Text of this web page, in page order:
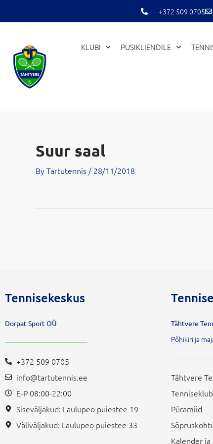
to
+372 509 0705
KLUBI PÜSIKLIENDILE
Suur saal
By Tartutennis / 28/11/2018
Tennisekeskus
Dorpat Sport OÜ
+372 509 0705
info@tartutennis.ee
E-P 08:00-22:00
Siseväljakud: Laulupeo puiestee 19
Väliväljakud: Laulupeo puiestee 33
Tähtvere
Põhikiri ja
Tähtvere
Püramiid
Kalender